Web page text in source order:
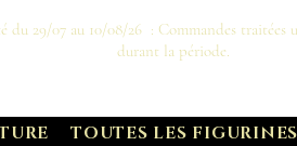
du 29/07 au 10/08/26 : Commandes traitées
durant la période.
TOUTES LES FIGURINES